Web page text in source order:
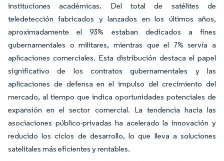
instituciones académicas. Del total de satélites de
teledetección fabricados y lanzados en los últimos años,
aproximadamente el 93% estaban dedicados a fines
gubernamentales o militares, mientras que el 7% servía a
aplicaciones comerciales. Esta distribución destaca el papel
significativo de los contratos gubernamentales y las
aplicaciones de defensa en el impulso del crecimiento del
mercado, al tiempo que indica oportunidades potenciales de
expansión en el sector comercial. La tendencia hacia las
asociaciones público-privadas ha acelerado la innovación y
reducido los ciclos de desarrollo, lo que lleva a soluciones
satelitales más eficientes y rentables.